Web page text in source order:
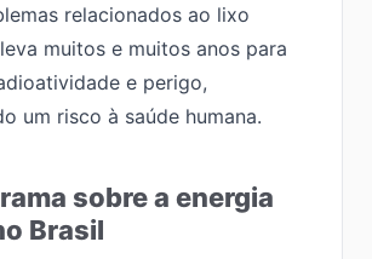
relacionados ao lixo
muitos e muitos anos para
e perigo,
um risco à saúde humana.
sobre a energia
Brasil